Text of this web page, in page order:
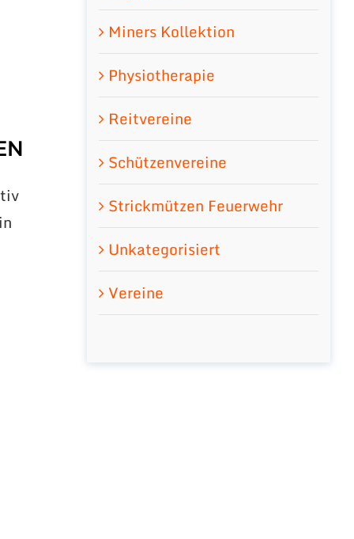
Miners Kollektion
Physiotherapie
Reitvereine
Schützenvereine
Strickmützen Feuerwehr
Unkategorisiert
Vereine